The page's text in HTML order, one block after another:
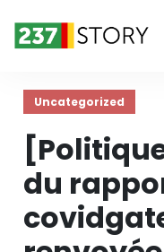
Uncategorized
du